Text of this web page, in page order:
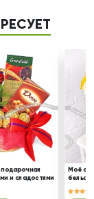
и сладостями
Моё
белых